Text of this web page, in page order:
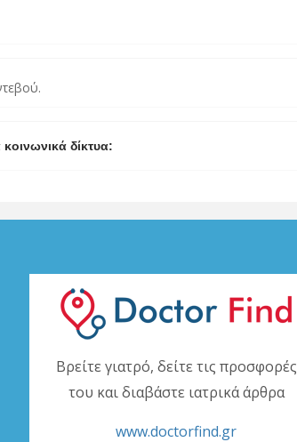
δίκτυα:
Βρείτε γιατρό, δείτε τις προσφορές
του και διαβάστε ιατρικά άρθρα
www.doctorfind.gr